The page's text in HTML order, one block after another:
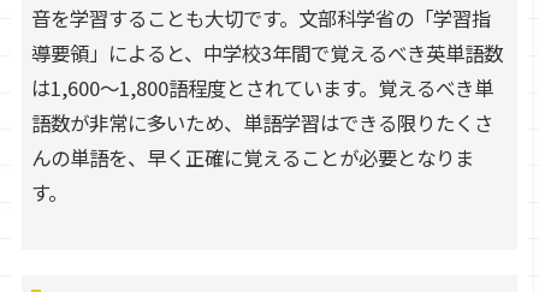
音を学習することも大切です。文部科学省の「学習指
導要領」によると、中学校3年間で覚えるべき英単語数
は1,600～1,800語程度とされています。覚えるべき単
語数が非常に多いため、単語学習はできる限りたくさ
んの単語を、早く正確に覚えることが必要となりま
す。